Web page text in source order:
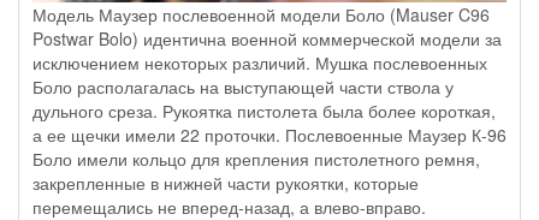
Модель Маузер послевоенной модели Боло (Mauser C96
Postwar Bolo) идентична военной коммерческой модели за
исключением некоторых различий. Мушка послевоенных
Боло располагалась на выступающей части ствола у
дульного среза. Рукоятка пистолета была более короткая,
а ее щечки имели 22 проточки. Послевоенные Маузер К-96
Боло имели кольцо для крепления пистолетного ремня,
закрепленные в нижней части рукоятки, которые
перемещались не вперед-назад, а влево-вправо.